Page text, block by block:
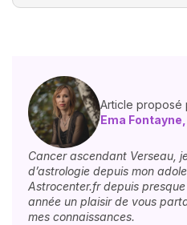
Article proposé
Ema
Cancer ascendant Verseau,
d’astrologie depuis mon
Astrocenter.fr depuis
année un plaisir de vous
mes connaissances.